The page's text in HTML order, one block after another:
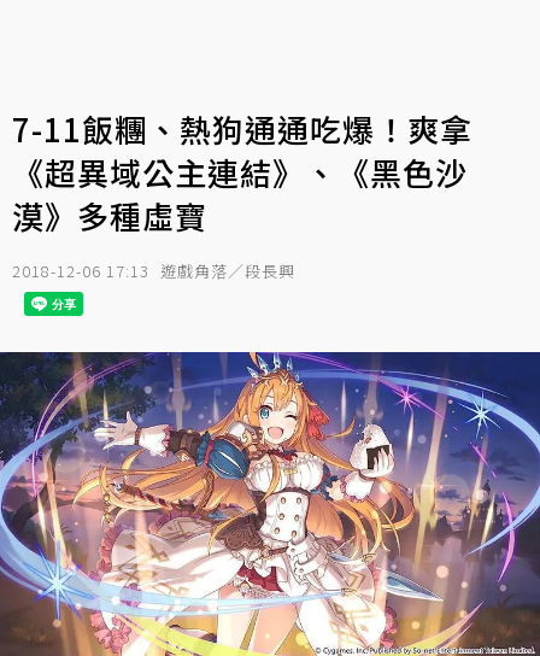
7-11飯糰、熱狗通通吃爆！爽拿
《超異域公主連結》、《黑色沙
漠》多種虛寶
2018-12-06 17:13 遊戲角落／段長興